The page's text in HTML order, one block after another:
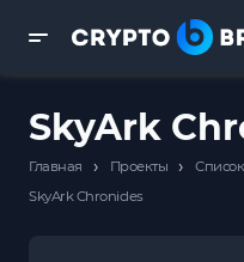
SkyArk
Главная › Проекты ›
SkyArk Chronicles